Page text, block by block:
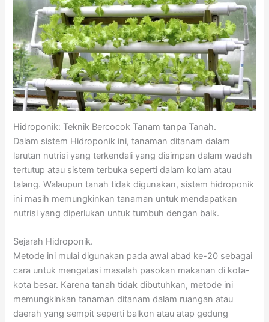
Hidroponik: Teknik Bercocok Tanam tanpa Tanah.
Dalam sistem Hidroponik ini, tanaman ditanam dalam
larutan nutrisi yang terkendali yang disimpan dalam wadah
tertutup atau sistem terbuka seperti dalam kolam atau
talang. Walaupun tanah tidak digunakan, sistem hidroponik
ini masih memungkinkan tanaman untuk mendapatkan
nutrisi yang diperlukan untuk tumbuh dengan baik.
Sejarah Hidroponik.
Metode ini mulai digunakan pada awal abad ke-20 sebagai
cara untuk mengatasi masalah pasokan makanan di kota-
kota besar. Karena tanah tidak dibutuhkan, metode ini
memungkinkan tanaman ditanam dalam ruangan atau
daerah yang sempit seperti balkon atau atap gedung